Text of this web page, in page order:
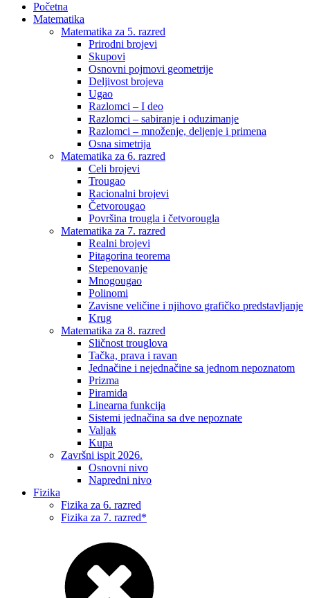
Početna
Matematika
Matematika za 5. razred
Prirodni brojevi
Skupovi
Osnovni pojmovi geometrije
Deljivost brojeva
Ugao
Razlomci – I deo
Razlomci – sabiranje i oduzimanje
Razlomci – množenje, deljenje i primena
Osna simetrija
Matematika za 6. razred
Celi brojevi
Trougao
Racionalni brojevi
Četvorougao
Površina trougla i četvorougla
Matematika za 7. razred
Realni brojevi
Pitagorina teorema
Stepenovanje
Mnogougao
Polinomi
Zavisne veličine i njihovo grafičko predstavljanje
Krug
Matematika za 8. razred
Sličnost trouglova
Tačka, prava i ravan
Jednačine i nejednačine sa jednom nepoznatom
Prizma
Piramida
Linearna funkcija
Sistemi jednačina sa dve nepoznate
Valjak
Kupa
Završni ispit 2026.
Osnovni nivo
Napredni nivo
Fizika
Fizika za 6. razred
Fizika za 7. razred*